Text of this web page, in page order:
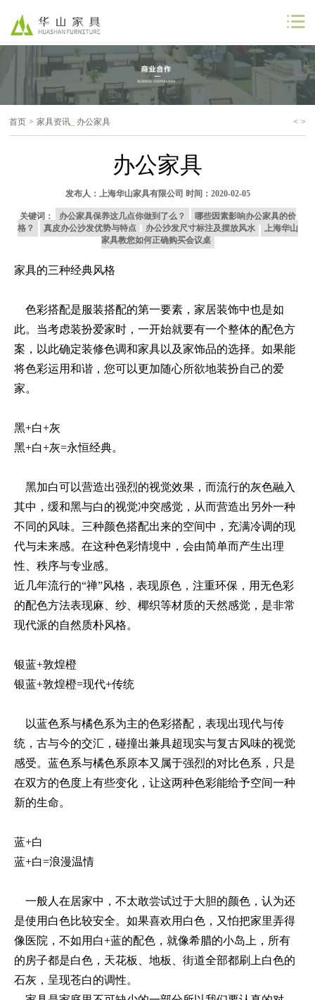
公司首页
公司简介
联系我们
首页 > 家具资讯 办公家具 < >
办公家具
发布人： 上海华山家具有限公司 时间：2020-02-05
关键词： 办公家具保养这几点你做到了么？
哪些因素影响办公家具的价
格？
真皮办公沙发优势与特点 办公沙发尺寸标注及摆放风水
上海华山
家具教您如何正确购买会议桌
家具的三种经典风格
色彩搭配是服装搭配的第一要素，家居装饰中也是如
此。当考虑装扮爱家时，一开始就要有一个整体的配色方
案，以此确定装修色调和家具以及家饰品的选择。如果能
将色彩运用和谐，您可以更加随心所欲地装扮自己的爱
家。
黑+白+灰
黑+白+灰=永恒经典。
黑加白可以营造出强烈的视觉效果，而流行的灰色融入
其中，缓和黑与白的视觉冲突感觉，从而营造出另外一种
不同的风味。三种颜色搭配出来的空间中，充满冷调的现
代与未来感。在这种色彩情境中，会由简单而产生出理
性、秩序与专业感。
近几年流行的“禅”风格，表现原色，注重环保，用无色彩
的配色方法表现麻、纱、椰织等材质的天然感觉，是非常
现代派的自然质朴风格。
银蓝+敦煌橙
银蓝+敦煌橙=现代+传统
以蓝色系与橘色系为主的色彩搭配，表现出现代与传
统，古与今的交汇，碰撞出兼具超现实与复古风味的视觉
感受。蓝色系与橘色系原本又属于强烈的对比色系，只是
在双方的色度上有些变化，让这两种色彩能给予空间一种
新的生命。
蓝+白
蓝+白=浪漫温情
一般人在居家中，不太敢尝试过于大胆的颜色，认为还
是使用白色比较安全。如果喜欢用白色，又怕把家里弄得
像医院，不如用白+蓝的配色，就像希腊的小岛上，所有
的房子都是白色，天花板、地板、街道全部都刷上白色的
石灰，呈现苍白的调性。